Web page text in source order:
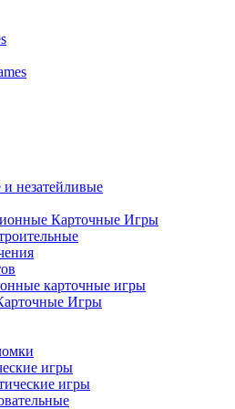
незатейливые
Карточные Игры
карточные игры
Игры
игры
игры